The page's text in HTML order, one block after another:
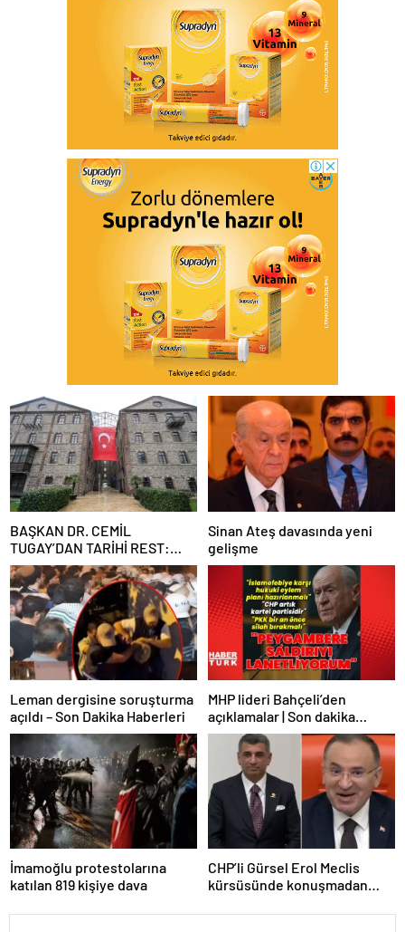
BAŞKAN DR. CEMİL
TUGAY’DAN TARİHİ REST:
“İZMİR’İN MALINA
ÇÖKTÜRMEM, HALKIN
HAKKINI KİMSEYE
YEDİRMEM!”
Sinan Ateş davasında yeni
gelişme
Leman dergisine soruşturma
açıldı – Son Dakika Haberleri
MHP lideri Bahçeli’den
açıklamalar | Son dakika
haberler | Son dakika
haberleri
İmamoğlu protestolarına
katılan 819 kişiye dava
CHP’li Gürsel Erol Meclis
kürsüsünde konuşmadan
güldürdü